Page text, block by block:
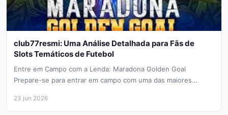
club77resmi: Uma Análise Detalhada para Fãs de
Slots Temáticos de Futebol
Entre em Campo com a Lenda: Maradona Golden Goal
Prepare-se para entrar em campo com uma das maiores
23 jun 2026